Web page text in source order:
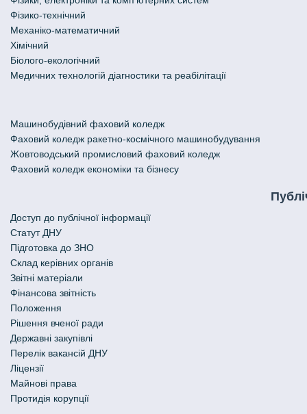
Фізико-технічний
Механіко-математичний
Хімічний
Біолого-екологічний
Медичних технологій діагностики та реабілітації
Машинобудівний фаховий коледж
Фаховий коледж ракетно-космічного машинобудування
Жовтоводський промисловий фаховий коледж
Фаховий коледж економіки та бізнесу
Доступ до публічної інформації
Статут ДНУ
Підготовка до ЗНО
Склад керівних органів
Звітні матеріали
Фінансова звітність
Положення
Рішення вченої ради
Державні закупівлі
Перелік вакансій ДНУ
Ліцензії
Майнові права
Протидія корупції